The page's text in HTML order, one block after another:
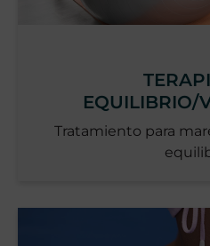
EQUILIBRIO/
Tratamiento para